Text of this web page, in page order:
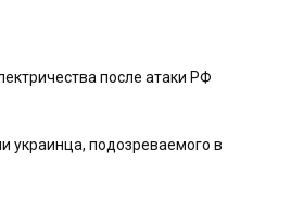
после атаки РФ
украинца, подозреваемого в